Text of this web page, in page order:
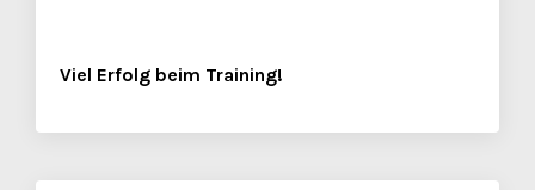
Viel Erfolg beim Training!